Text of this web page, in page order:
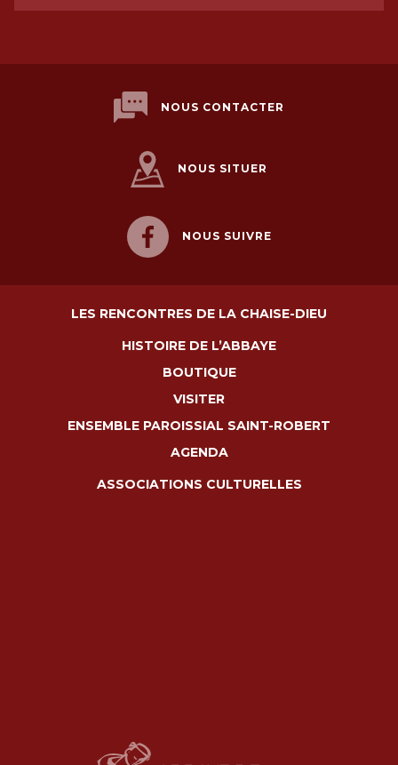
NOUS CONTACTER
NOUS SITUER
NOUS SUIVRE
LES RENCONTRES DE LA CHAISE-DIEU
HISTOIRE DE L’ABBAYE
BOUTIQUE
VISITER
ENSEMBLE PAROISSIAL SAINT-ROBERT
AGENDA
ASSOCIATIONS CULTURELLES